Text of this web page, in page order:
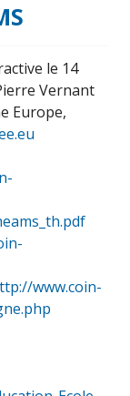
le 14
Vernant
Europe,
www.coin-